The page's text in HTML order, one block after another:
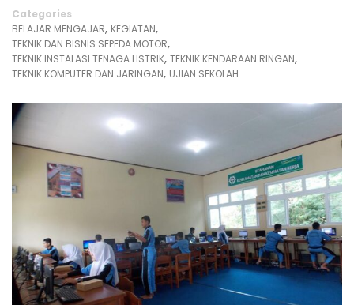
Categories
BELAJAR MENGAJAR, KEGIATAN,
TEKNIK DAN BISNIS SEPEDA MOTOR,
TEKNIK INSTALASI TENAGA LISTRIK, TEKNIK KENDARAAN RINGAN,
TEKNIK KOMPUTER DAN JARINGAN, UJIAN SEKOLAH